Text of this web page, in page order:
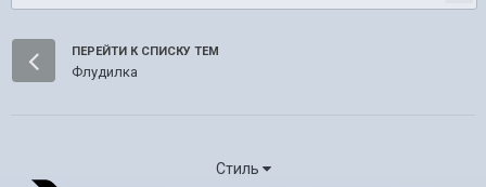
ПЕРЕЙТИ К СПИСКУ ТЕМ
Флудилка
Стиль